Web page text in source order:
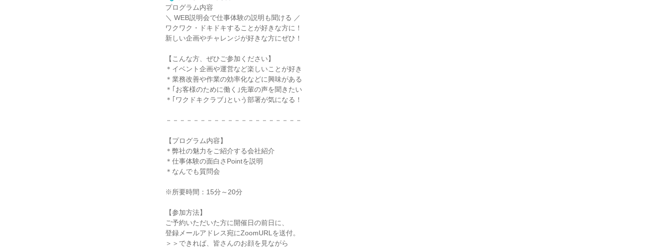
プログラム内容
＼ WEB説明会で仕事体験の説明も聞ける ／
ワクワク・ドキドキすることが好きな方に！
新しい企画やチャレンジが好きな方にぜひ！
【こんな方、ぜひご参加ください】
＊イベント企画や運営など楽しいことが好き
＊業務改善や作業の効率化などに興味がある
＊｢お客様のために働く｣先輩の声を聞きたい
＊｢ワクドキクラブ｣という部署が気になる！
－－－－－－－－－－－－－－－－－－－－
【プログラム内容】
＊弊社の魅力をご紹介する会社紹介
＊仕事体験の面白さPointを説明
＊なんでも質問会
※所要時間：15分～20分
【参加方法】
ご予約いただいた方に開催日の前日に、
登録メールアドレス宛にZoomURLを送付。
＞＞できれば、皆さんのお顔を見ながら